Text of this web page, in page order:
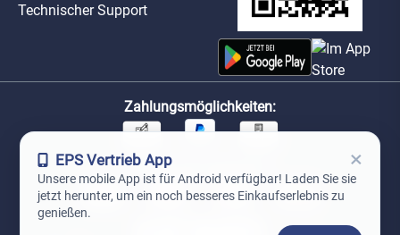
Technischer Support
Zahlungsmöglichkeiten:
Unsere Versandpartner:
EPS Vertrieb App ×
Unsere mobile App ist für Android verfügbar! Laden Sie sie
jetzt herunter, um ein noch besseres Einkaufserlebnis zu
genießen.